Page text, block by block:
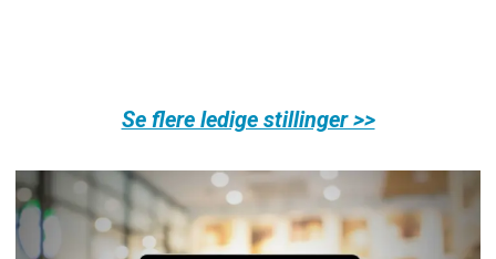
Se flere ledige stillinger >>